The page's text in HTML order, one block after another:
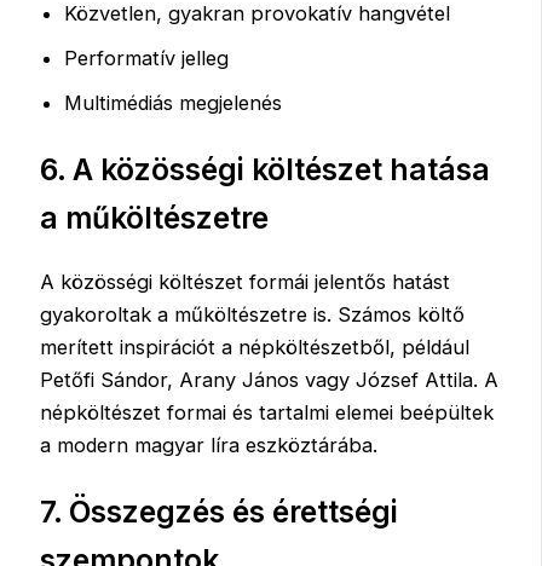
Közvetlen, gyakran provokatív hangvétel
Performatív jelleg
Multimédiás megjelenés
6. A közösségi költészet hatása
a műköltészetre
A közösségi költészet formái jelentős hatást
gyakoroltak a műköltészetre is. Számos költő
merített inspirációt a népköltészetből, például
Petőfi Sándor, Arany János vagy József Attila. A
népköltészet formai és tartalmi elemei beépültek
a modern magyar líra eszköztárába.
7. Összegzés és érettségi